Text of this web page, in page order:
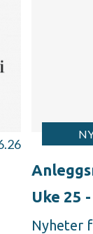
Uke 25
Nyheter